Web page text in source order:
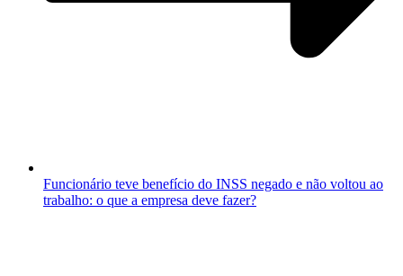
Funcionário teve benefício do INSS negado e não voltou ao
trabalho: o que a empresa deve fazer?